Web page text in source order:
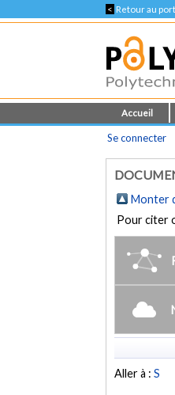
< Retour au
Accueil
Se connecter
Monter
Pour citer
Aller à :S